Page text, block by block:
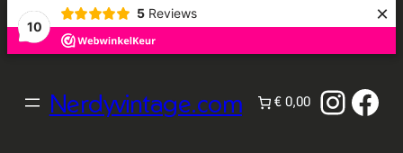
10
5 Reviews ×
Nerdyvintage.com € 0,00